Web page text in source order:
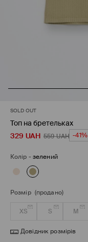
SOLD OUT
Топ на бретельках
329 UAH 559UAH -41%
Колір -зелений
Розмір (продано)
XS S M
Довідник розмірів